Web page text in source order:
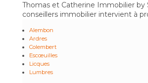
Thomas et Catherine Immobilier by
conseillers immobilier intervient à
Alembon
Ardres
Colembert
Escœuilles
Licques
Lumbres